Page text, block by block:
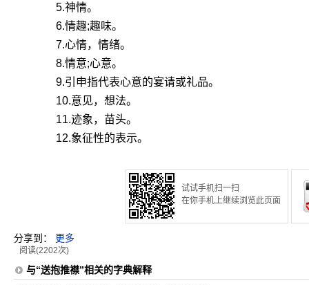
5.神情。
6.情趣;趣味。
7.心情，情绪。
8.情意;心意。
9.引申指代表心意的宴请或礼品。
10.意见，想法。
11.迹象，苗头。
12.象征性的表示。
试试手机扫一扫
在你手机上继续浏览此页面
分享到： 更多
阅读(2202次)
与“送抱推襟”相关的字典解释